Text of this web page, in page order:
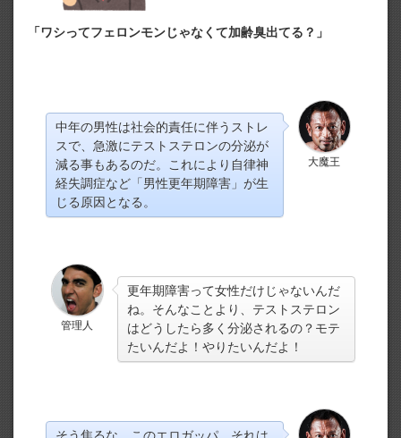
「ワシってフェロンモンじゃなくて加齢臭出てる？」
大魔王
中年の男性は社会的責任に伴うストレ
スで、急激にテストステロンの分泌が
減る事もあるのだ。これにより自律神
経失調症など「男性更年期障害」が生
じる原因となる。
管理人
更年期障害って女性だけじゃないんだ
ね。そんなことより、テストステロン
はどうしたら多く分泌されるの？モテ
たいんだよ！やりたいんだよ！